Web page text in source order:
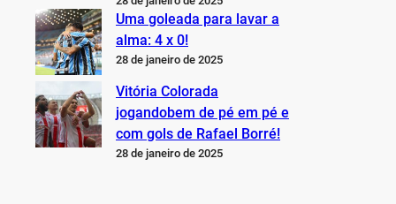
Uma goleada para lavar a
alma: 4 x 0!
28 de janeiro de 2025
Vitória Colorada
jogandobem de pé em pé e
com gols de Rafael Borré!
28 de janeiro de 2025